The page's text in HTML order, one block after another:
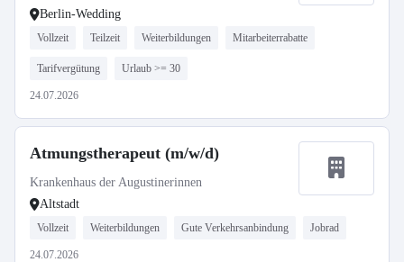
Berlin-Wedding
Vollzeit Teilzeit Weiterbildungen Mitarbeiterrabatte
Tarifvergütung Urlaub >= 30
24.07.2026
Atmungstherapeut (m/w/d)
Krankenhaus der Augustinerinnen
Altstadt
Vollzeit Weiterbildungen Gute Verkehrsanbindung Jobrad
24.07.2026